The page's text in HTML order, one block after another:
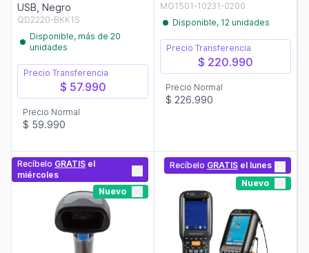
USB, Negro
QD2220-BKK1S
Disponible, más de 20
unidades
Precio Transferencia
$ 57.990
Precio Normal
$ 59.990
MG1501-10231-0200
Disponible, 12 unidades
Precio Transferencia
$ 220.990
Precio Normal
$ 226.990
Recíbelo GRATIS el
miércoles
Nuevo
Recíbelo GRATIS el lunes
Nuevo